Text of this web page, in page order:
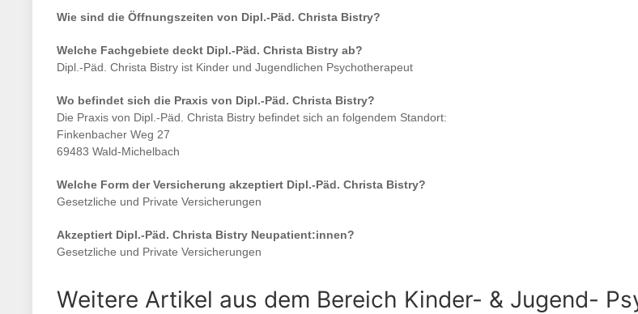
Wie sind die Öffnungszeiten von Dipl.-Päd. Christa Bistry?
Welche Fachgebiete deckt Dipl.-Päd. Christa Bistry ab?
Dipl.-Päd. Christa Bistry ist Kinder und Jugendlichen Psychotherapeut
Wo befindet sich die Praxis von Dipl.-Päd. Christa Bistry?
Die Praxis von Dipl.-Päd. Christa Bistry befindet sich an folgendem Standort:
Finkenbacher Weg 27
69483 Wald-Michelbach
Welche Form der Versicherung akzeptiert Dipl.-Päd. Christa Bistry?
Gesetzliche und Private Versicherungen
Akzeptiert Dipl.-Päd. Christa Bistry Neupatient:innen?
Gesetzliche und Private Versicherungen
Weitere Artikel aus dem Bereich Kinder- & Jugend-